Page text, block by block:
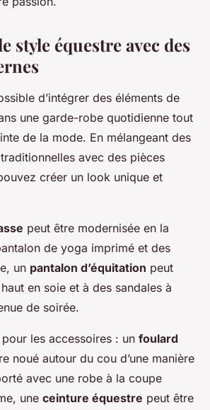
style équestre avec des
d’intégrer des éléments de
une garde-robe quotidienne tout
de la mode. En mélangeant des
avec des pièces
créer un look unique et
peut être modernisée en la
de yoga imprimé et des
un pantalon d’équitation peut
en soie et à des sandales à
de soirée.
les accessoires : un foulard
noué autour du cou d’une manière
avec une robe à la coupe
une ceinture équestre peut être